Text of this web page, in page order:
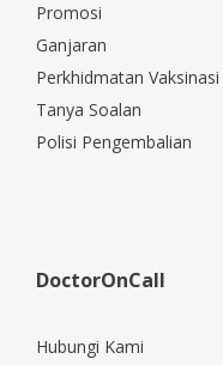
Promosi
Ganjaran
Perkhidmatan Vaksinasi
Tanya Soalan
Polisi Pengembalian
DoctorOnCall
Hubungi Kami